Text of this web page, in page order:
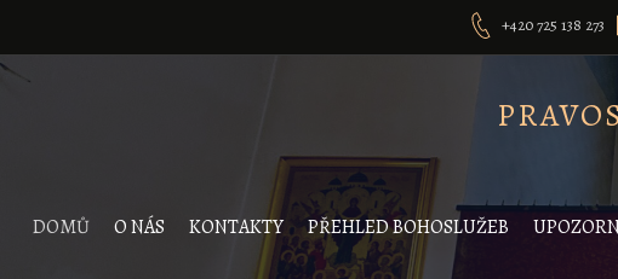
content
+420 725 138 273
DOMŮ O NÁS KONTAKTY PŘEHLED BOHOSLUŽEB